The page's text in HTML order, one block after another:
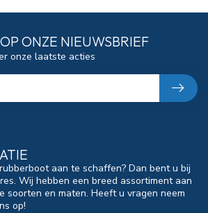
aan te schaffen? Dan bent u bij
Wij hebben een breed assortiment aan
soorten en maten. Heeft u vragen neem
op!
ONZE NIEUWSBRIEF
onze laatste acties